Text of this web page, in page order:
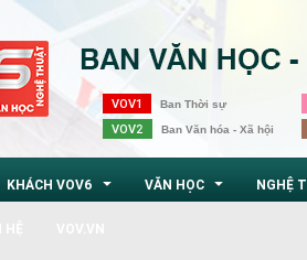
VOV1 Ban Thời sự
VOV2 Ban Văn hóa - Xã hội
KHÁCH VOV6 VĂN HỌC NGHỆ